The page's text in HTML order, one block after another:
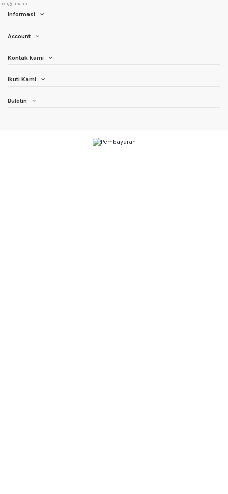
penggunaan.
Informasi
Account
Kontak kami
Ikuti Kami
Buletin